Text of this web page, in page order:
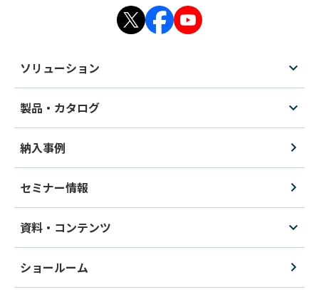
ソリューション
製品・カタログ
納入事例
セミナー情報
資料・コンテンツ
ショールーム